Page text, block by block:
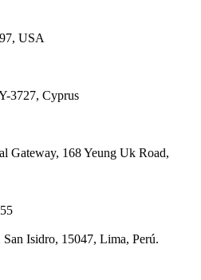
USA
3727, Cyprus
Gateway, 168 Yeung Uk Road,
Isidro, 15047, Lima, Perú.